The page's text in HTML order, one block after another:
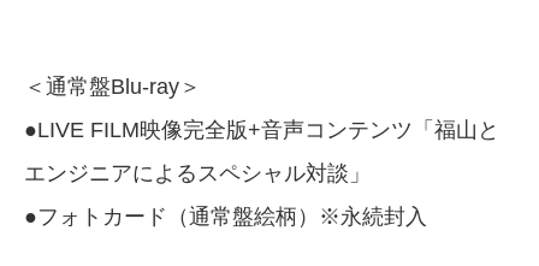
＜通常盤Blu-ray＞
●LIVE FILM映像完全版+音声コンテンツ「福山と
エンジニアによるスペシャル対談」
●フォトカード（通常盤絵柄）※永続封入